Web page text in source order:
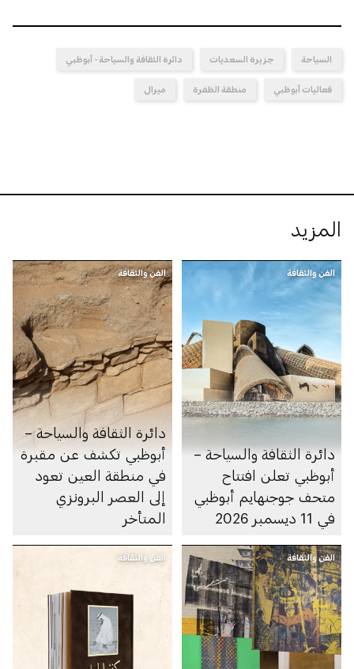
السياحة جزيرة السعديات دائرة الثقافة والسياحة - أبوظبي
فعاليات أبوظبي منطقة الظفرة ميرال
المزيد
الفن والثقافة
دائرة الثقافة والسياحة –
أبوظبي تعلن افتتاح
متحف جوجنهايم أبوظبي
في 11 ديسمبر 2026
الفن والثقافة
دائرة الثقافة والسياحة –
أبوظبي تكشف عن مقبرة
في منطقة العين تعود
إلى العصر البرونزي
المتأخر
الفن والثقافة الفن والثقافة